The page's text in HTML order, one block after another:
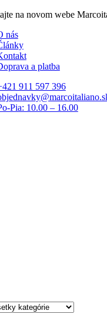
Skip
content
na novom webe
nás
a platba
911 597 396
Pia: 10.00 – 16.00